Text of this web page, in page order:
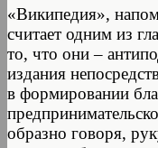
«Википедия»,
считает одним из
то, что они –
издания
в формировании
образно говоря,